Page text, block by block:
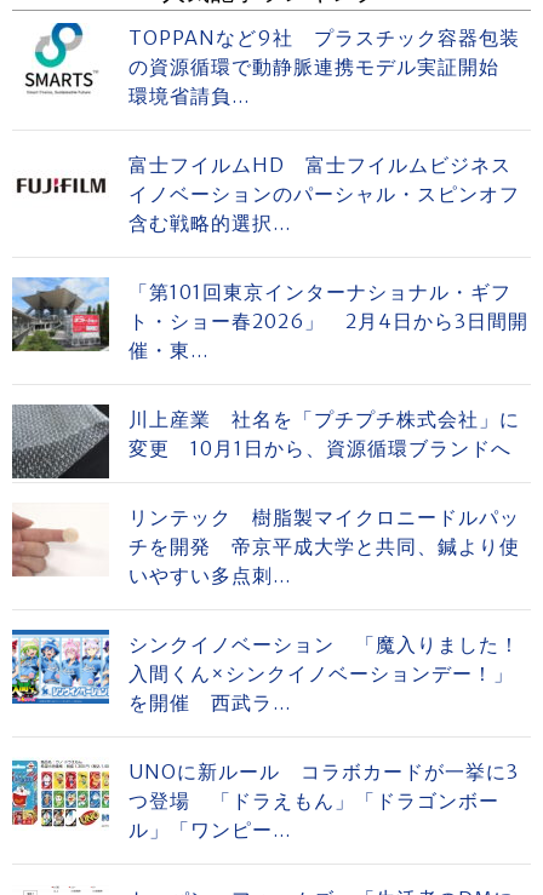
TOPPANなど9社 プラスチック容器包装
の資源循環で動静脈連携モデル実証開始
環境省請負...
富士フイルムHD 富士フイルムビジネス
イノベーションのパーシャル・スピンオフ
含む戦略的選択...
「第101回東京インターナショナル・ギフ
ト・ショー春2026」 2月4日から3日間開
催・東...
川上産業 社名を「プチプチ株式会社」に
変更 10月1日から、資源循環ブランドへ
リンテック 樹脂製マイクロニードルパッ
チを開発 帝京平成大学と共同、鍼より使
いやすい多点刺...
シンクイノベーション 「魔入りました！
入間くん×シンクイノベーションデー！」
を開催 西武ラ...
UNOに新ルール コラボカードが一挙に3
つ登場 「ドラえもん」「ドラゴンボー
ル」「ワンピー...